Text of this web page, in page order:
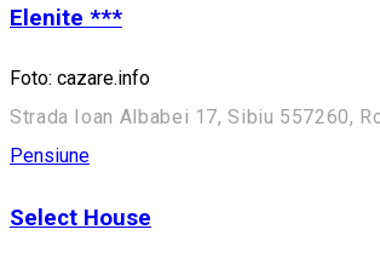
Elenite ***
Foto: cazare.info
Strada Ioan Albabei 17, Sibiu 557260,
Pensiune
Select House